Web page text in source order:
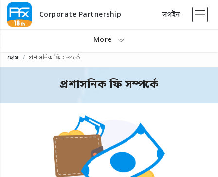
Corporate Partnership লগইন
More
হোম প্রশাসনিক ফি সম্পর্কে
প্রশাসনিক ফি সম্পর্কে